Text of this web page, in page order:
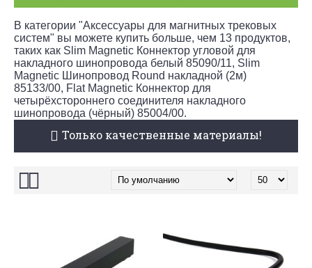
В категории "Аксессуары для магнитных трековых
систем" вы можете купить больше, чем 13 продуктов,
таких как Slim Magnetic Коннектор угловой для
накладного шинопровода белый 85090/11, Slim
Magnetic Шинопровод Round накладной (2м)
85133/00, Flat Magnetic Коннектор для
четырёхстороннего соединителя накладного
шинопровода (чёрный) 85004/00.
Только качественные материалы!